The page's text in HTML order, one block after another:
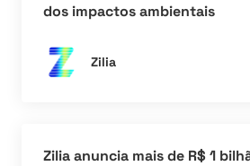
dos impactos ambientais
Zilia
Zilia anuncia mais de R$ 1